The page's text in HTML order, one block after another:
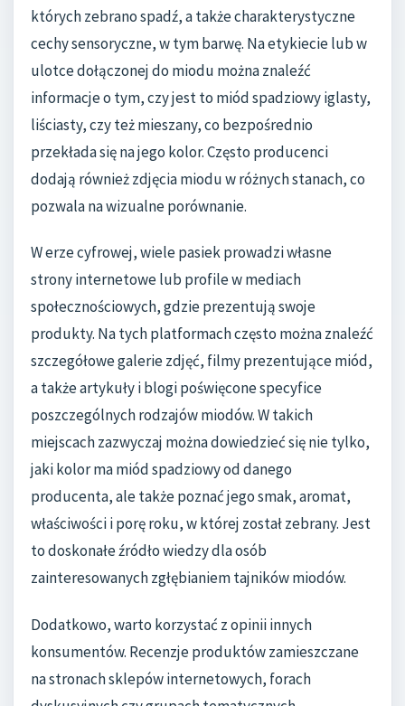
których zebrano spadź, a także charakterystyczne
cechy sensoryczne, w tym barwę. Na etykiecie lub w
ulotce dołączonej do miodu można znaleźć
informacje o tym, czy jest to miód spadziowy iglasty,
liściasty, czy też mieszany, co bezpośrednio
przekłada się na jego kolor. Często producenci
dodają również zdjęcia miodu w różnych stanach, co
pozwala na wizualne porównanie.
W erze cyfrowej, wiele pasiek prowadzi własne
strony internetowe lub profile w mediach
społecznościowych, gdzie prezentują swoje
produkty. Na tych platformach często można znaleźć
szczegółowe galerie zdjęć, filmy prezentujące miód,
a także artykuły i blogi poświęcone specyfice
poszczególnych rodzajów miodów. W takich
miejscach zazwyczaj można dowiedzieć się nie tylko,
jaki kolor ma miód spadziowy od danego
producenta, ale także poznać jego smak, aromat,
właściwości i porę roku, w której został zebrany. Jest
to doskonałe źródło wiedzy dla osób
zainteresowanych zgłębianiem tajników miodów.
Dodatkowo, warto korzystać z opinii innych
konsumentów. Recenzje produktów zamieszczane
na stronach sklepów internetowych, forach